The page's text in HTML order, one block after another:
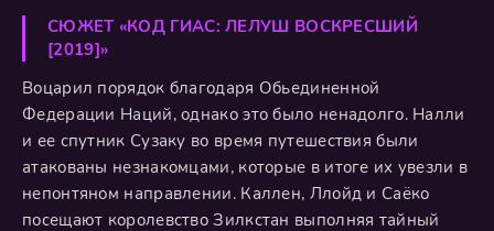
СЮЖЕТ «КОД ГИАС: ЛЕЛУШ ВОСКРЕСШИЙ
[2019]»
Воцарил порядок благодаря Обьединенной
Федерации Наций, однако это было ненадолго. Налли
и ее спутник Сузаку во время путешествия были
атакованы незнакомцами, которые в итоге их увезли в
непонтяном направлении. Каллен, Ллойд и Саёко
посещают королевство Зилкстан выполняя тайный